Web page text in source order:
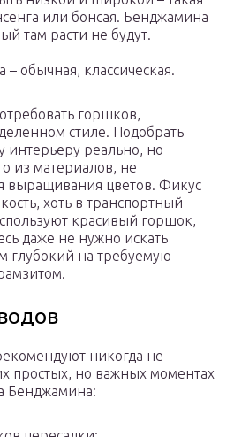
или бонсая. Бенджамина
там расти не будут.
обычная, классическая.
горшков,
стиле. Подобрать
реально, но
из материалов, не
выращивания цветов. Фикус
хоть в транспортный
красивый горшок,
даже не нужно искать
глубокий на требуемую
никогда не
простых, но важных моментах
Бенджамина: